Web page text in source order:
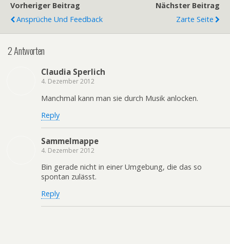
Vorheriger Beitrag
Ansprüche Und Feedback
Nächster Beitrag
Zarte Seite
2 Antworten
Claudia Sperlich
4. Dezember 2012
Manchmal kann man sie durch Musik anlocken.
Reply
Sammelmappe
4. Dezember 2012
Bin gerade nicht in einer Umgebung, die das so
spontan zulässt.
Reply